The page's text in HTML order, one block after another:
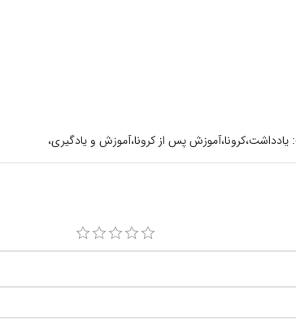
یادداشت،کرونا،آموزش پس از کرونا،آموزش و یادگیری،